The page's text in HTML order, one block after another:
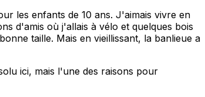
les enfants de 10 ans. J'aimais vivre en
d'amis où j'allais à vélo et quelques bois
taille. Mais en vieillissant, la banlieue a
ici, mais l'une des raisons pour